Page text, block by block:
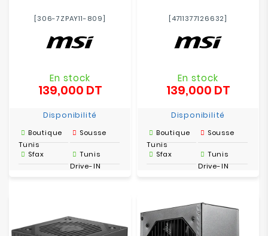
[306-7ZPAY11-809]
En stock
139,000 DTPrix
Disponibilité
Boutique
Tunis
Sousse
Sfax
Tunis
Drive-IN
[4711377126632]
En stock
139,000 DTPrix
Disponibilité
Boutique
Tunis
Sousse
Sfax
Tunis
Drive-IN